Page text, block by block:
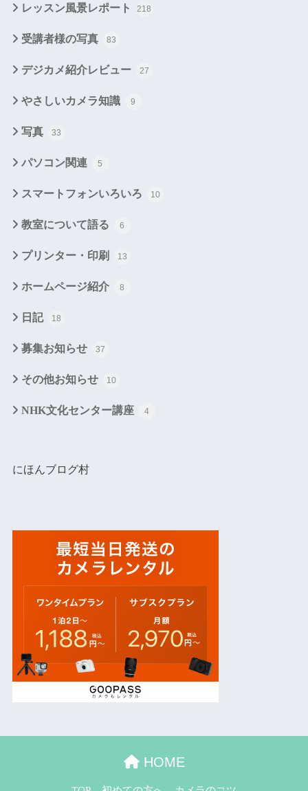
レッスン風景レポート 218
受講者様の写真 83
デジカメ紹介レビュー 27
やさしいカメラ知識 9
写真 33
パソコン関連 5
スマートフォンいろいろ 10
教室について語る 6
プリンター・印刷 13
ホームページ紹介 8
日記 18
募集お知らせ 37
その他お知らせ 10
NHK文化センター講座 4
にほんブログ村
HOME